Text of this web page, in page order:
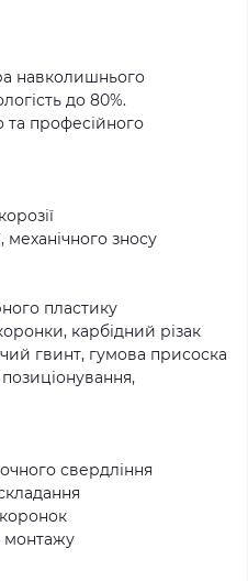
навколишнього
до 80%.
та професійного
механічного зносу
пластику
карбідний різак
гвинт, гумова присоска
свердління
монтажу